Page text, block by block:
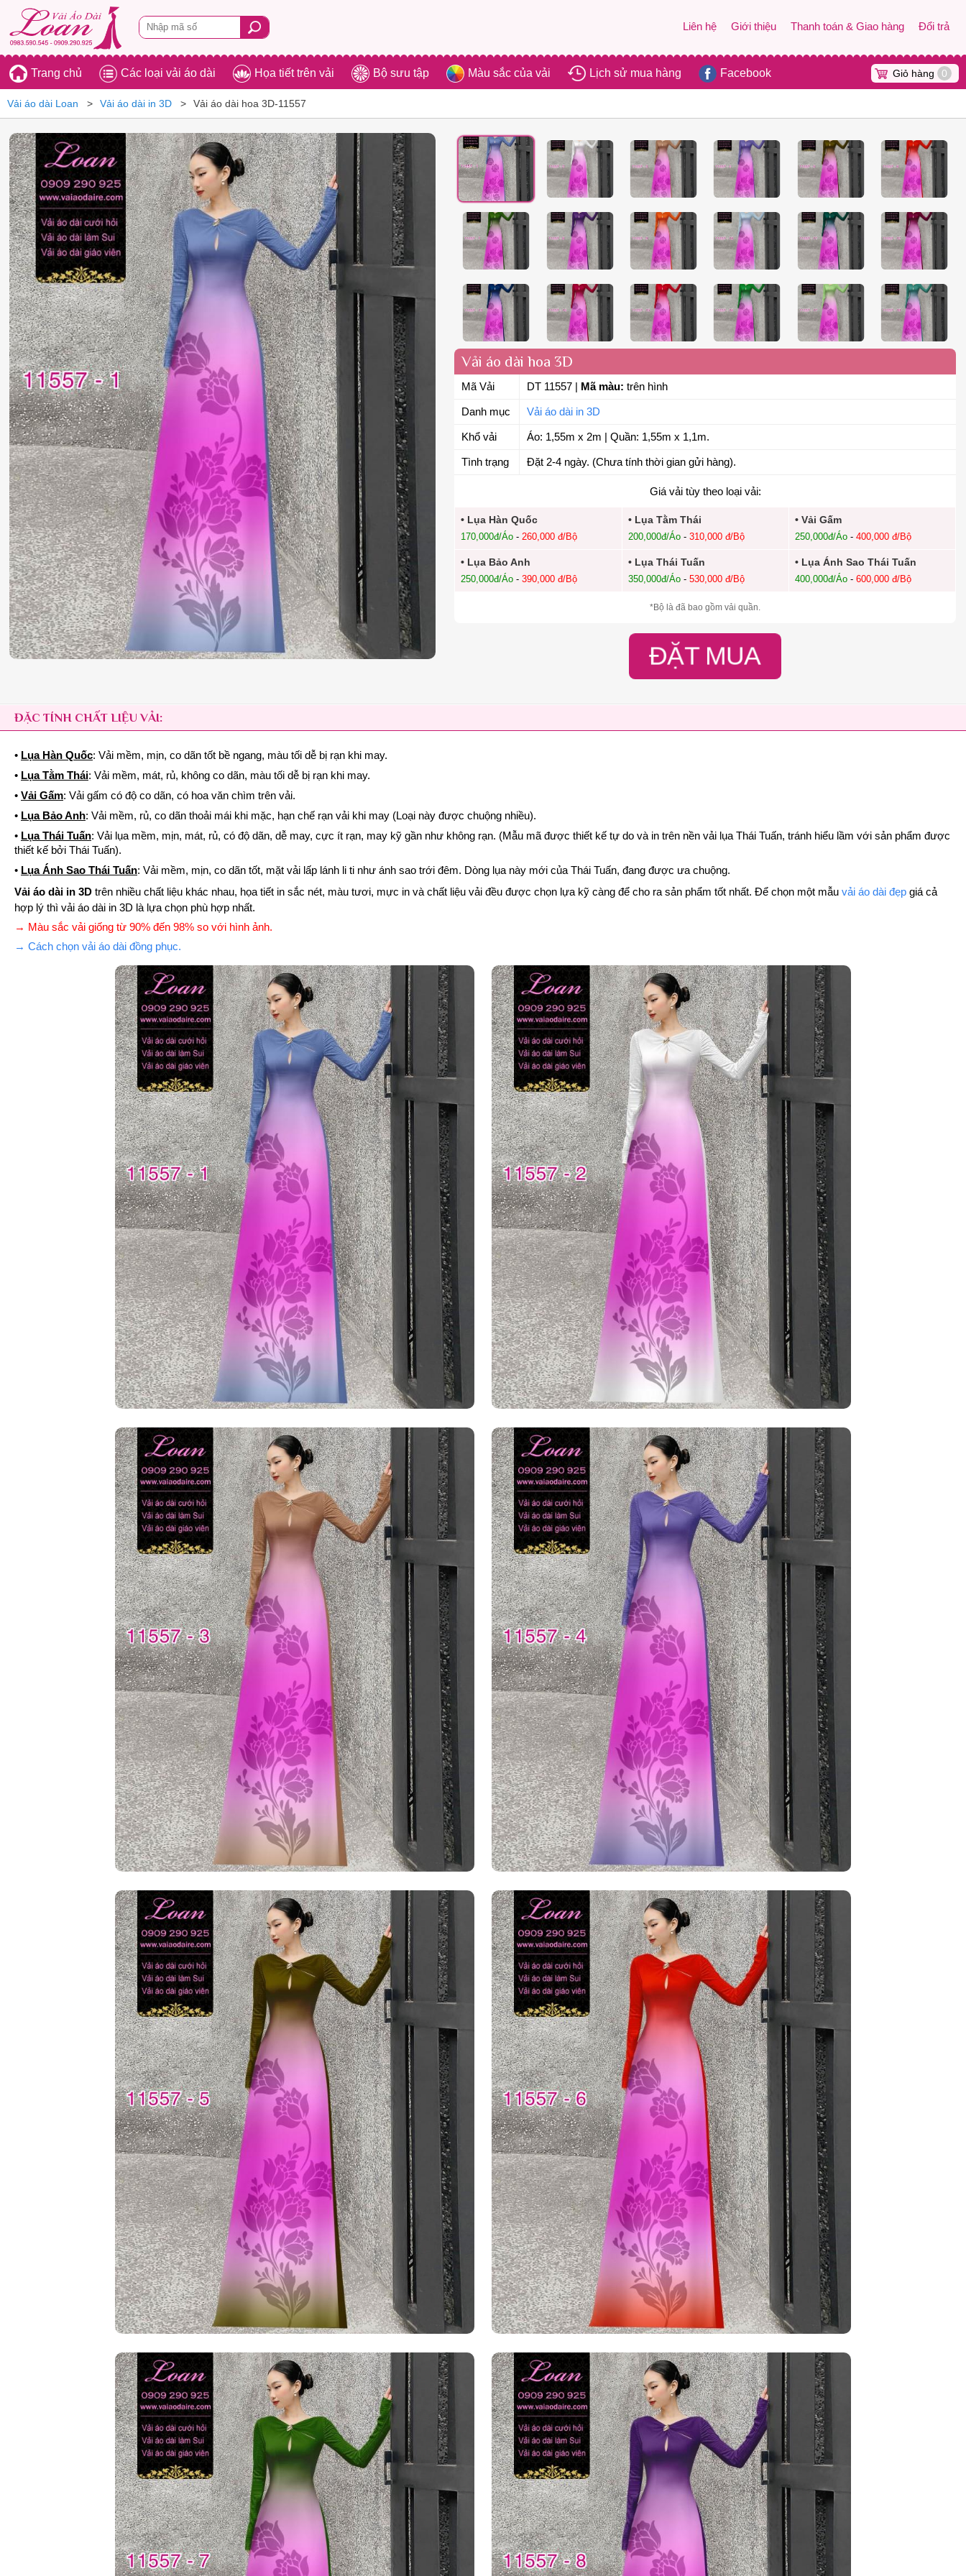
Liên hệ Giới thiệu Thanh toán & Giao hàng Đổi trả
Trang chủ Các loại vải áo dài Họa tiết trên vải Bộ sưu tập Màu sắc của vải Lịch sử mua hàng Facebook Giỏ hàng 0
Vải áo dài Loan Vải áo dài in 3D Vải áo dài hoa 3D-11557
Vải áo dài hoa 3D
Mã Vải DT 11557 Mã màu: trên hình
Danh mục Vải áo dài in 3D
Khổ vải Áo: 1,55m x 2m | Quần: 1,55m x 1,1m.
Tình trạng Đặt 2-4 ngày. (Chưa tính thời gian gửi hàng).
Giá vải tùy theo loại vải:
• Lụa Hàn Quốc
170,000đ/Áo -260,000 đ/Bộ
• Lụa Tằm Thái
200,000đ/Áo- 310,000 đ/Bộ
• Vải Gấm
250,000đ/Áo -400,000 đ/Bộ
• Lụa Bảo Anh
250,000đ/Áo -390,000 đ/Bộ
• Lụa Thái Tuấn
350,000đ/Áo- 530,000 đ/Bộ
• Lụa Ánh Sao Thái Tuấn
400,000đ/Áo -600,000 đ/Bộ
*Bộ là đã bao gồm vải quần.
ĐẶT MUA
ĐẶC TÍNH CHẤT LIỆU VẢI:
• Lụa Hàn Quốc: Vải mềm, mịn, co dãn tốt bề ngang, màu tối dễ bị rạn khi may.
• Lụa Tằm Thái: Vải mềm, mát, rủ, không co dãn, màu tối dễ bị rạn khi may.
• Vải Gấm: Vải gấm có độ co dãn, có hoa văn chìm trên vải.
• Lụa Bảo Anh: Vải mềm, rủ, co dãn thoải mái khi mặc, hạn chế rạn vải khi may (Loại này được chuộng nhiều).
• Lụa Thái Tuấn: Vải lụa mềm, mịn, mát, rủ, có độ dãn, dễ may, cực ít rạn, may kỹ gần như không rạn. (Mẫu mã được thiết kế tự do và in trên nền vải lụa Thái Tuấn, tránh hiểu lầm với sản phẩm được
thiết kế bởi Thái Tuấn).
• Lụa Ánh Sao Thái Tuấn: Vải mềm, mịn, co dãn tốt, mặt vải lấp lánh li ti như ánh sao trới đêm. Dòng lụa này mới của Thái Tuấn, đang được ưa chuộng.
Vải áo dài in 3D trên nhiều chất liệu khác nhau, họa tiết in sắc nét, màu tươi, mực in và chất liệu vải đều được chọn lựa kỹ càng để cho ra sản phẩm tốt nhất. Để chọn một mẫu vải áo dài đẹp giá cả
hợp lý thì vải áo dài in 3D là lựa chọn phù hợp nhất.
→ Màu sắc vải giống từ 90% đến 98% so với hình ảnh.
→ Cách chọn vải áo dài đồng phục.